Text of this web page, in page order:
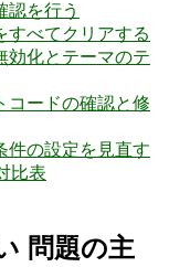
認を行う
すべてクリアする
効化とテーマのテ
コードの確認と修
件の設定を見直す
比表
問題の主